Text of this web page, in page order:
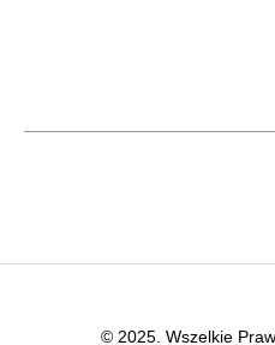
© 2025. Wszelkie